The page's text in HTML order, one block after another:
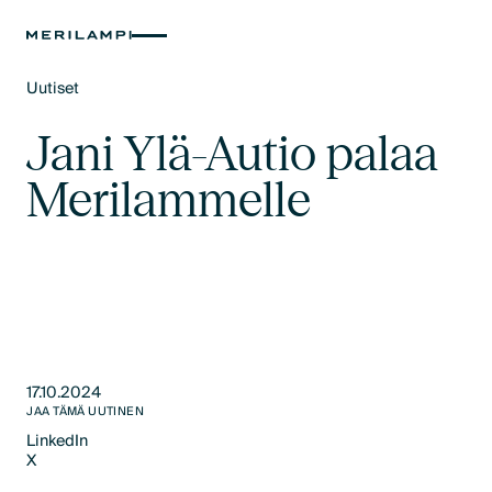
Uutiset
Jani Ylä-Autio palaa
Merilammelle
17.10.2024
JAA TÄMÄ UUTINEN
LinkedIn
LinkedIn
X